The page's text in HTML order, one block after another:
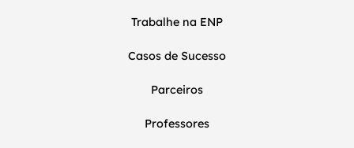
Trabalhe na ENP
Casos de Sucesso
Parceiros
Professores